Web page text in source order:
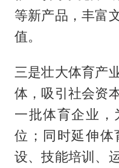
等新产品，丰富
值。
三是壮大体育产
体，吸引社会资
一批体育企业，
位；同时延伸体
设、技能培训、